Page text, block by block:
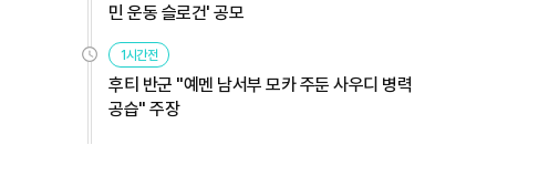
민 운동 슬로건' 공모
1시간전
후티 반군 "예멘 남서부 모카 주둔 사우디 병력
공습" 주장